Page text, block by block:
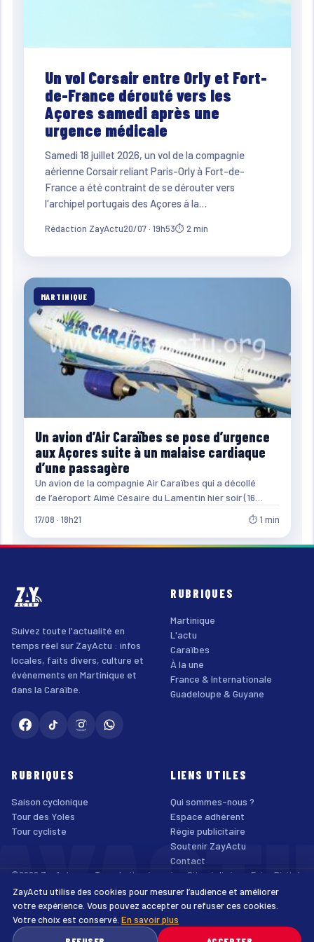
Un vol Corsair entre Orly et Fort-
de-France dérouté vers les
Açores samedi après une
urgence médicale
Samedi 18 juillet 2026, un vol de la compagnie
aérienne Corsair reliant Paris-Orly à Fort-de-
France a été contraint de se dérouter vers
l'archipel portugais des Açores à la…
Rédaction ZayActu20/07 · 19h53⏱ 2 min
MARTINIQUE
Un avion d’Air Caraïbes se pose d’urgence
aux Açores suite à un malaise cardiaque
d’une passagère
Un avion de la compagnie Air Caraïbes qui a décollé
de l’aéroport Aimé Césaire du Lamentin hier soir (16…
17/08 · 18h21 ⏱ 1 min
Suivez toute l'actualité en
temps réel sur ZayActu : infos
locales, faits divers, culture et
événements en Martinique et
dans la Caraïbe.
RUBRIQUES
Martinique
L'actu
Caraïbes
À la une
France & Internationale
Guadeloupe & Guyane
RUBRIQUES
Saison cyclonique
Tour des Yoles
Tour cycliste
LIENS UTILES
Qui sommes-nous ?
Espace adhérent
Régie publicitaire
Soutenir ZayActu
Contact
©2026 ZayActu.org. Tous droits réservés. · Site réalisé par Enjoy Digital
Agency
Mentions légales
Confidentialité Cookies Accessibilité
ZayActu utilise des cookies pour mesurer l’audience et améliorer
votre expérience. Vous pouvez accepter ou refuser ces cookies.
Votre choix est conservé. En savoir plus